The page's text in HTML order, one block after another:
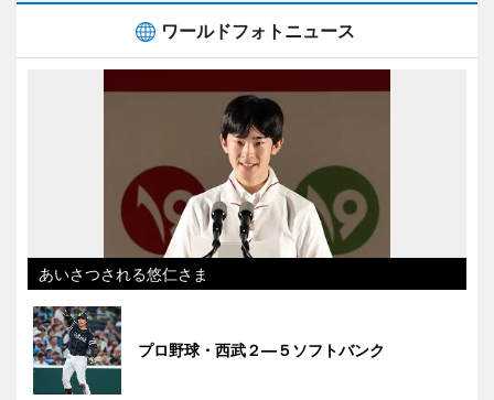
ワールドフォトニュース
あいさつされる悠仁さま
プロ野球・西武２―５ソフトバンク